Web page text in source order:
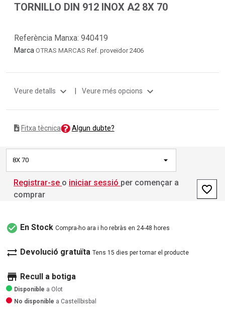
TORNILLO DIN 912 INOX A2 8X 70
Referència Manxa: 940419
Marca OTRAS MARCAS Ref. proveïdor 2406
Veure detalls expand_more | Veure més opcions expand_more
Fitxa tècnica Algun dubte?
8X 70
Registrar-se o iniciar sessió per començar a
comprar
favorite_border
check_circle En Stock Compra-ho ara i ho rebràs en 24-48 hores
sync_alt Devolució gratuïta Tens 15 dies per tornar el producte
store Recull a botiga
Disponible a Olot
No disponible a Castellbisbal